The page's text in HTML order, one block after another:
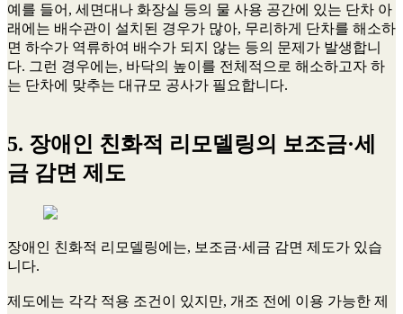
예를 들어, 세면대나 화장실 등의 물 사용 공간에 있는 단차 아
래에는 배수관이 설치된 경우가 많아, 무리하게 단차를 해소하
면 하수가 역류하여 배수가 되지 않는 등의 문제가 발생합니
다. 그런 경우에는, 바닥의 높이를 전체적으로 해소하고자 하
는 단차에 맞추는 대규모 공사가 필요합니다.
5. 장애인 친화적 리모델링의 보조금·세
금 감면 제도
장애인 친화적 리모델링에는, 보조금·세금 감면 제도가 있습
니다.
제도에는 각각 적용 조건이 있지만, 개조 전에 이용 가능한 제